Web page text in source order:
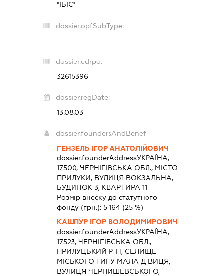
"ІБІС"
dossier.opfSubType:
-
dossier.edrpo:
32615396
dossier.regDate:
13.08.03
dossier.foundersAndBenef:
ГЕНЗЕЛЬ ІГОР АНАТОЛІЙОВИЧ
dossier.founderAddressУКРАЇНА,
17500, ЧЕРНІГІВСЬКА ОБЛ., МІСТО
ПРИЛУКИ, ВУЛИЦЯ ВОКЗАЛЬНА,
БУДИНОК 3, КВАРТИРА 11
Розмір внеску до статутного
фонду (грн.): 5 164(25 %)
КАШПУР ІГОР ВОЛОДИМИРОВИЧ
dossier.founderAddressУКРАЇНА,
17523, ЧЕРНІГІВСЬКА ОБЛ.,
ПРИЛУЦЬКИЙ Р-Н, СЕЛИЩЕ
МІСЬКОГО ТИПУ МАЛА ДІВИЦЯ,
ВУЛИЦЯ ЧЕРНИШЕВСЬКОГО,